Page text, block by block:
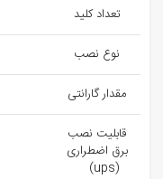
تعداد کلید
نوع نصب
مقدار گارانتی
قابلیت نصب
برق اضطراری
(ups)